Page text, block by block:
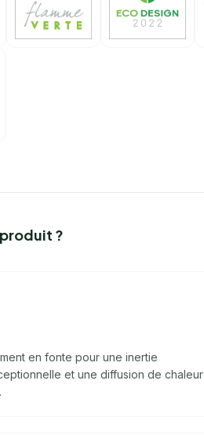
?
en fonte pour une inertie
et une diffusion de chaleur